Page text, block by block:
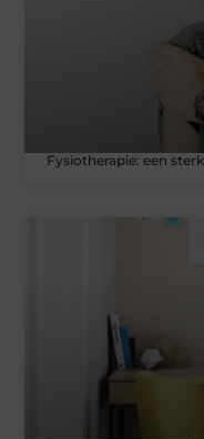
Fysiotherapie: een